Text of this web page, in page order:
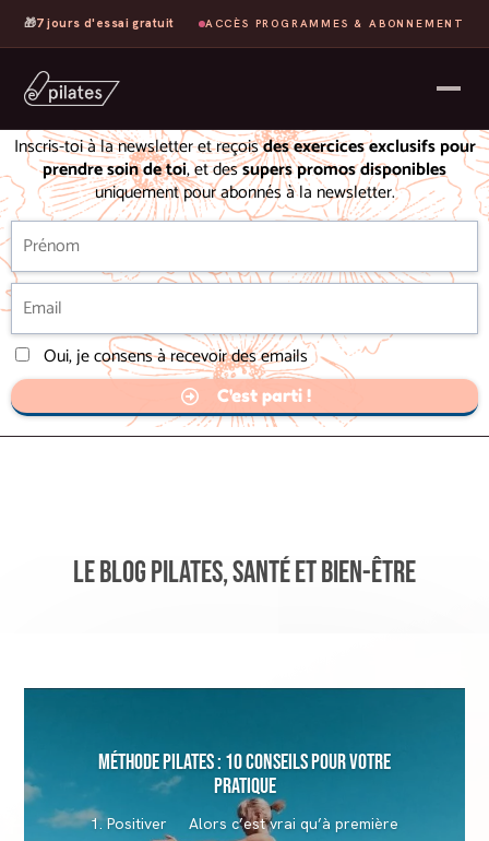
🎁7 jours d'essai gratuit ACCÈS PROGRAMMES & ABONNEMENT
Le Blog Pilates, Santé et Bien-être
Méthode Pilates : 10 conseils pour votre
pratique
1. Positiver Alors c’est vrai qu’à première